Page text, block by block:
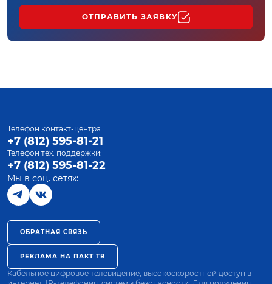
ОТПРАВИТЬ ЗАЯВКУ
Телефон контакт-центра:
+7 (812) 595-81-21
Телефон тех. поддержки:
+7 (812) 595-81-22
Мы в соц. сетях:
ОБРАТНАЯ СВЯЗЬ
РЕКЛАМА НА ПАКТ ТВ
Кабельное цифровое телевидение, высокоскоростной доступ в